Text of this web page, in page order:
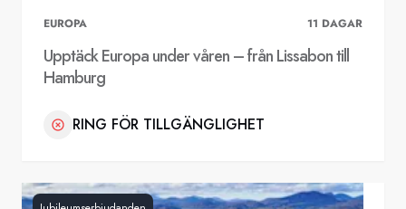
EUROPA 11 DAGAR
Upptäck Europa under våren – från Lissabon till
Hamburg
RING FÖR TILLGÄNGLIGHET